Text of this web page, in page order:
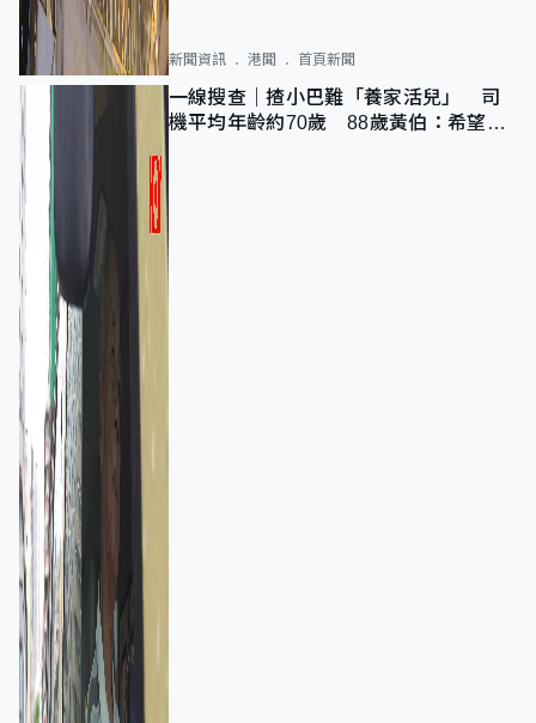
新聞資訊 港聞 首頁新聞
一線搜查｜揸小巴難「養家活兒」 司
機平均年齡約70歲 88歲黃伯：希望一